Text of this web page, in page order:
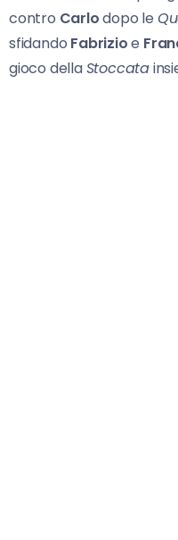
contro Carlodopo le
sfidando Fabrizioe
gioco dellaStoccata